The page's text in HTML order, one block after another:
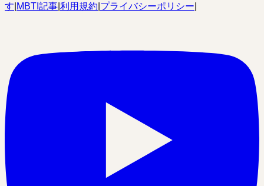
す MBTI記事 利用規約 プライバシーポリシー